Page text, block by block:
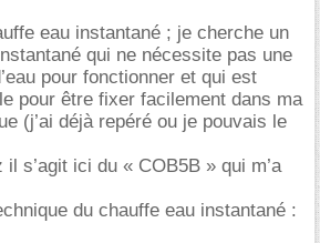
eau instantané ; je cherche un
qui ne nécessite pas une
pour fonctionner et qui est
pour être fixer facilement dans ma
(j’ai déjà repéré ou je pouvais le
s’agit ici du « COB5B » qui m’a
du chauffe eau instantané :